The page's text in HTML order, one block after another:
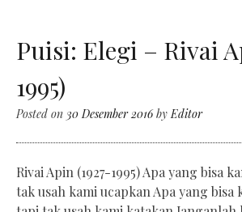
Puisi: Elegi – Rivai
1995)
Posted on 30 Desember 2016byEditor
Rivai Apin (1927-1995) Apa yang bisa
tak usah kami ucapkan Apa yang